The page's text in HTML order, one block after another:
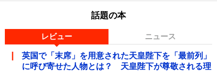
話題の本
レビュー ニュース
英国で「末席」を用意された天皇陛下を「最前列」
に呼び寄せた人物とは？ 天皇陛下が尊敬される理